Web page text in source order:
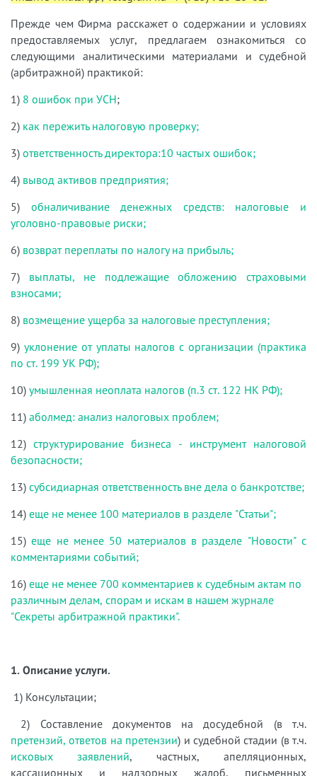
Прежде чем Фирма расскажет о содержании и условиях
предоставляемых услуг, предлагаем ознакомиться со
следующими аналитическими материалами и судебной
(арбитражной) практикой:
1) 8 ошибок при УСН;
2) как пережить налоговую проверку;
3) ответственность директора:10 частых ошибок;
4) вывод активов предприятия;
5) обналичивание денежных средств: налоговые и
уголовно-правовые риски;
6) возврат переплаты по налогу на прибыль;
7) выплаты, не подлежащие обложению страховыми
взносами;
8) возмещение ущерба за налоговые преступления;
9) уклонение от уплаты налогов с организации (практика
по ст. 199 УК РФ);
10) умышленная неоплата налогов (п.3 ст. 122 НК РФ);
11) аболмед: анализ налоговых проблем;
12) структурирование бизнеса - инструмент налоговой
безопасности;
13) субсидиарная ответственность вне дела о банкротстве;
14) еще не менее 100 материалов в разделе "Статьи";
15)еще не менее 50 материалов в разделе "Новости" с
комментариями событий;
16) еще не менее 700 комментариев к судебным актам по
различным делам, спорам и искам в нашем журнале
"Секреты арбитражной практики".
1. Описание услуги.
1) Консультации;
2) Составление документов на досудебной (в т.ч.
претензий, ответов на претензии) и судебной стадии (в т.ч.
исковых заявлений, частных, апелляционных,
кассационных и надзорных жалоб, письменных